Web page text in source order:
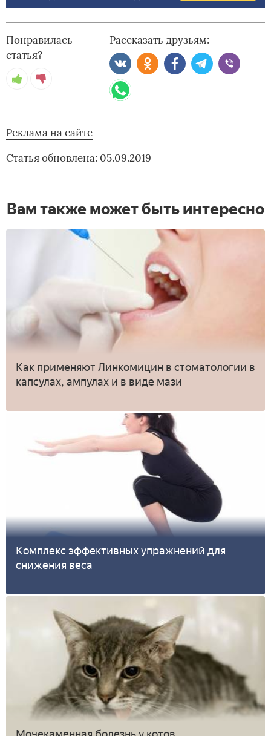
Понравилась
статья?
Рассказать друзьям:
Реклама на сайте
Статья обновлена: 05.09.2019
Вам также может быть интересно
Как применяют Линкомицин в стоматологии в
капсулах, ампулах и в виде мази
Комплекс эффективных упражнений для
снижения веса